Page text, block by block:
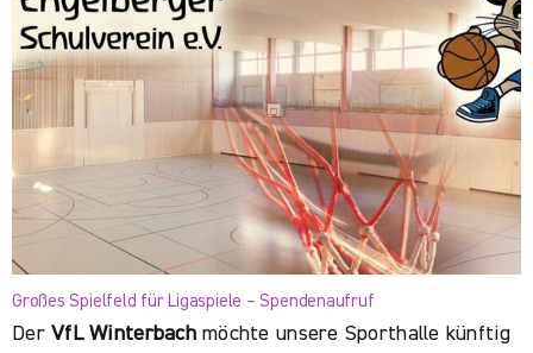
Großes Spielfeld für Ligaspiele – Spendenaufruf
DerVfL Winterbachmöchte unsere Sporthalle künftig